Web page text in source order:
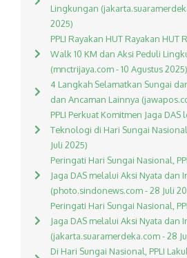
Lingkungan
2025)
PPLI Rayakan HUT Rayakan HUT
Walk 10 KM dan Aksi Peduli
(mnctrijaya.com - 10 Agustus 2025)
4 Langkah Selamatkan Sungai
dan Ancaman Lainnya
PPLI Perkuat Komitmen Jaga DAS
Teknologi di Hari Sungai
Juli 2025)
Peringati Hari Sungai Nasional,
Jaga DAS melalui Aksi Nyata dan
(photo.sindonews.com - 28 Juli
Peringati Hari Sungai Nasional,
Jaga DAS melalui Aksi Nyata dan
(jakarta.suaramerdeka.com - 28
Di Hari Sungai Nasional, PPLI